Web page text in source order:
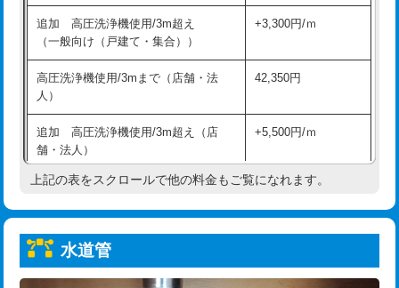
給水管工事※（保温材使用（バンド止
め込み）)
5,500円
給水管工事※（土の掘削・埋め戻し作
業)
11,000円
給水管工事※（塩ビ管（VP・HI）使
用/3ｍまで)
33,000円
給水管工事※（塩ビ管（VP・HI）使
+8,800円
給水管工事※（ライニング鋼管・銅
管・ポリ管・HT管使用/3ｍまで)
追加 高圧洗浄機使用/3m超え
（一般向け（戸建て・集合））
+3,300円/ｍ
高圧洗浄機使用/3mまで（店舗・法
人）
42,350円
追加 高圧洗浄機使用/3m超え（店
舗・法人）
+5,500円/ｍ
高度高圧洗浄換 現地調査
トーラー機使用/3mまで
上記の表をスクロールで他の料金もご覧になれます。
水道管